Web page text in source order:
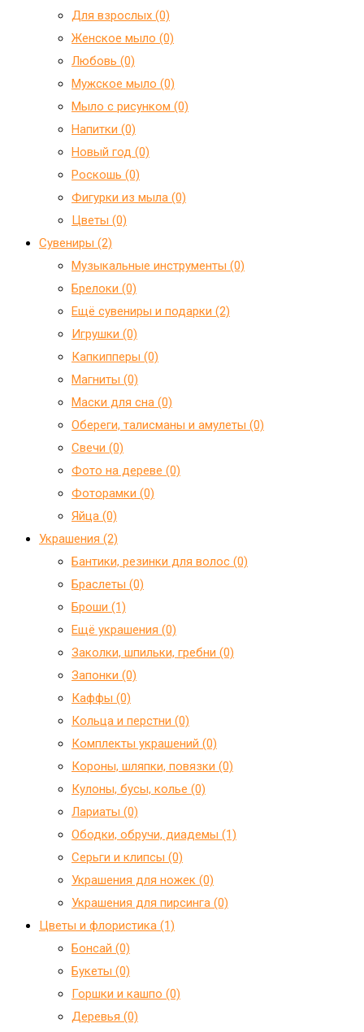
Для взрослых (0)
Женское мыло (0)
Любовь (0)
Мужское мыло (0)
Мыло с рисунком (0)
Напитки (0)
Новый год (0)
Роскошь (0)
Фигурки из мыла (0)
Цветы (0)
Сувениры (2)
Mузыкальные инструменты (0)
Брелоки (0)
Ещё сувениры и подарки (2)
Игрушки (0)
Капкипперы (0)
Магниты (0)
Маски для сна (0)
Обереги, талисманы и амулеты (0)
Свечи (0)
Фото на дереве (0)
Фоторамки (0)
Яйца (0)
Украшения (2)
Бантики, резинки для волос (0)
Браслеты (0)
Броши (1)
Ещё украшения (0)
Заколки, шпильки, гребни (0)
Запонки (0)
Каффы (0)
Кольца и перстни (0)
Комплекты украшений (0)
Короны, шляпки, повязки (0)
Кулоны, бусы, колье (0)
Лариаты (0)
Ободки, обручи, диадемы (1)
Серьги и клипсы (0)
Украшения для ножек (0)
Украшения для пирсинга (0)
Цветы и флористика (1)
Бонсай (0)
Букеты (0)
Горшки и кашпо (0)
Деревья (0)